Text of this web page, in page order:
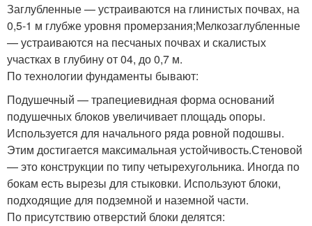
Заглубленные — устраиваются на глинистых почвах, на
0,5-1 м глубже уровня промерзания;Мелкозаглубленные
— устраиваются на песчаных почвах и скалистых
участках в глубину от 04, до 0,7 м.
По технологии фундаменты бывают:
Подушечный — трапециевидная форма оснований
подушечных блоков увеличивает площадь опоры.
Используется для начального ряда ровной подошвы.
Этим достигается максимальная устойчивость.Стеновой
— это конструкции по типу четырехугольника. Иногда по
бокам есть вырезы для стыковки. Используют блоки,
подходящие для подземной и наземной части.
По присутствию отверстий блоки делятся: